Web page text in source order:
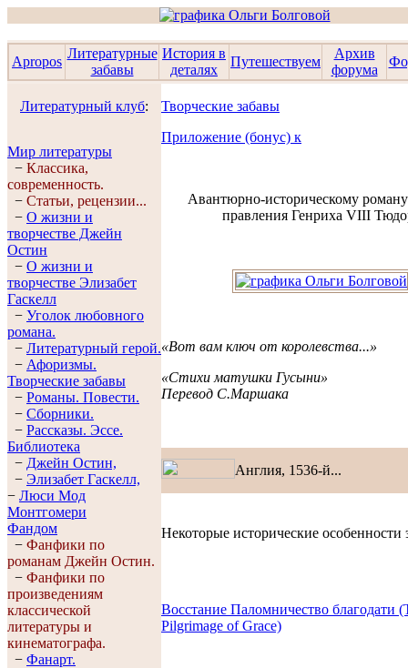
Apropos
Литературные
забавы
История в
деталях
Путешествуем
Архив
форума
Литературный клуб:
Мир литературы
− Классика,
современность.
− Статьи, рецензии...
− О жизни и
творчестве Джейн
Остин
− О жизни и
творчестве Элизабет
Гaскелл
− Уголок любовного
романа.
− Литературный герой.
− Афоризмы.
Творческие забавы
− Романы. Повести.
− Сборники.
− Рассказы. Эссe.
Библиотека
− Джейн Остин,
− Элизабет Гaскелл,
− Люси Мод
Монтгомери
Фандом
− Фанфики по
романам Джейн Остин.
− Фанфики по
произведениям
классической
литературы и
кинематографа.
− Фанарт.
Творческие забавы
Приложение (бонус) к
Авантюрно-историческому
правления Генриха VIII
«Вот вам ключ от королевства...»
«Стихи матушки Гусыни»
Перевод С.Маршака
Англия, 1536-й...
Некоторые исторические особенности
Восстание Паломничество благодати
Pilgrimage of Grace)